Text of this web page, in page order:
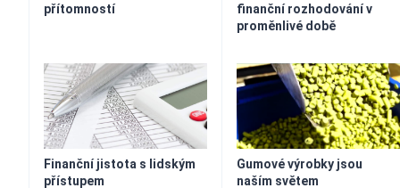
přítomností
finanční rozhodování v
proměnlivé době
Finanční jistota s lidským
přístupem
Gumové výrobky jsou
naším světem